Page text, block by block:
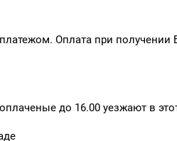
Оплата при получении
до 16.00 уезжают в